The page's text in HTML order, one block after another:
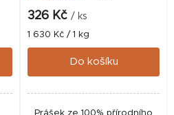
326 Kč / ks
Měrná
cena:
1 630 Kč / 1 kg
Do košíku